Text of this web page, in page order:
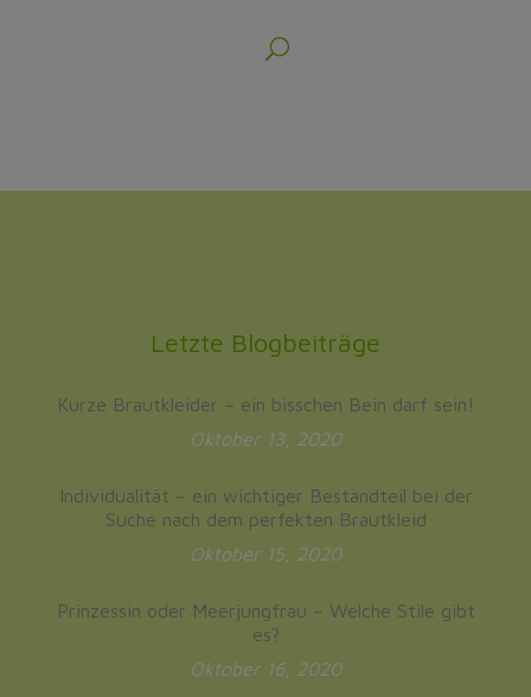
Letzte Blogbeiträge
Kurze Brautkleider – ein bisschen Bein darf sein!
Oktober 13, 2020
Individualität – ein wichtiger Bestandteil bei der
Suche nach dem perfekten Brautkleid
Oktober 15, 2020
Prinzessin oder Meerjungfrau – Welche Stile gibt
es?
Oktober 16, 2020